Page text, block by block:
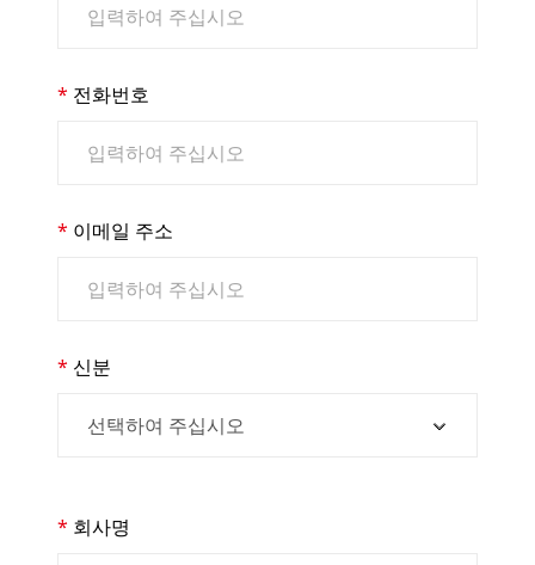
전화번호
이메일 주소
신분
회사명